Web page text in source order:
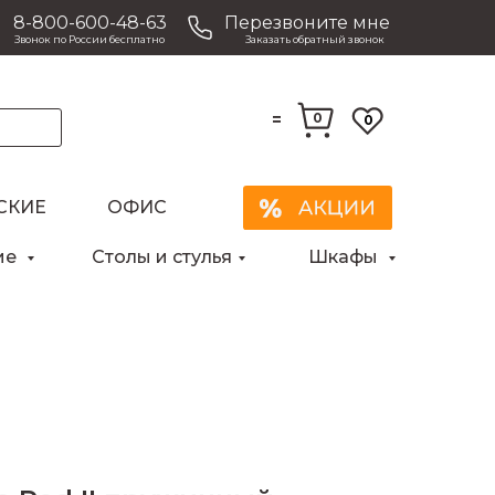
8-800-600-48-63
Звонок по России бесплатно
Перезвоните мне
Заказать обратный звонок
0
= 0
ОФИС
Столы и стулья Шкафы